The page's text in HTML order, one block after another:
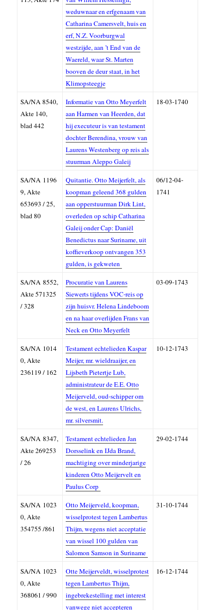
weduwnaar en erfgenaam van
Catharina Camersvelt, huis en
erf, N.Z. Voorburgwal
westzijde, aan ’t End van de
Waereld, waar St. Marten
booven de deur staat, in het
Klimopsteegje
SA/NA 8540,
Akte 140,
blad 442
Informatie van Otto Meyerfelt
aan Harmen van Heerden, dat
hij executeur is van testament
dochter Berendina, vrouw van
Laurens Westenberg op reis als
stuurman Aleppo Galeij
18-03-1740
SA/NA 1196
9, Akte
653693 / 25,
blad 80
Quitantie. Otto Meijerfelt, als
koopman geleend 368 gulden
aan opperstuurman Dirk Lint,
overleden op schip Catharina
Galeij onder Cap: Daniël
Benedictus naar Suriname, uit
koffieverkoop ontvangen 353
gulden, is gekweten
06/12-04-
1741
SA/NA 8552,
Akte 571325
/ 328
Procuratie van Laurens
Siewerts tijdens VOC-reis op
zijn huisvr. Helena Lindeboom
en na haar overlijden Frans van
Neck en Otto Meyerfelt
03-09-1743
SA/NA 1014
0, Akte
236119 / 162
Testament echtelieden Kaspar
Meijer, mr. wieldraaijer, en
Lijsbeth Pietertje Lub,
administrateur de E.E. Otto
Meijerveld, oud-schipper om
de west, en Laurens Ulrichs,
mr. silversmit.
10-12-1743
SA/NA 8347,
Akte 269253
/ 26
Testament echtelieden Jan
Dorsselink en IJda Brand,
machtiging over minderjarige
kinderen Otto Meijervelt en
Paulus Corp
29-02-1744
SA/NA 1023
0, Akte
354755 /861
Otto Meijerveld, koopman,
wisselprotest tegen Lambertus
Thijm, wegens niet acceptatie
van wissel 100 gulden van
Salomon Samson in Suriname
31-10-1744
SA/NA 1023
0, Akte
368061 / 990
Otte Meijerveldt, wisselprotest
tegen Lambertus Thijm,
ingebrekestelling met interest
vanwege niet accepteren
16-12-1744